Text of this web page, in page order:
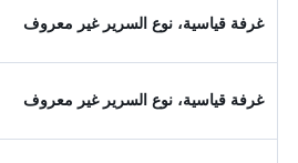
غرفة قياسية، نوع السرير غير معروف
غرفة قياسية، نوع السرير غير معروف